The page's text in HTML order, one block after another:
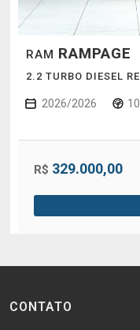
RAM RAMPAGE
2.2 TURBO DIESEL
2026/2026
R$ 329.000,00
CONTATO